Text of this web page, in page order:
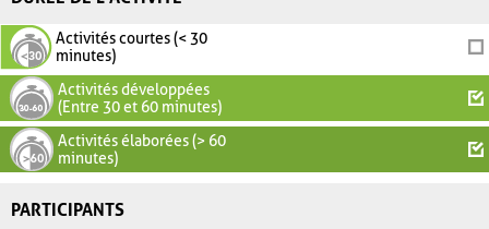
Activités courtes (< 30
minutes)
Activités développées
(Entre 30 et 60 minutes)
Activités élaborées (> 60
minutes)
PARTICIPANTS